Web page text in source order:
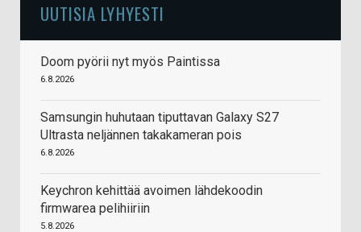
UUTISIA LYHYESTI
Doom pyörii nyt myös Paintissa
6.8.2026
Samsungin huhutaan tiputtavan Galaxy S27
Ultrasta neljännen takakameran pois
6.8.2026
Keychron kehittää avoimen lähdekoodin
firmwarea pelihiiriin
5.8.2026